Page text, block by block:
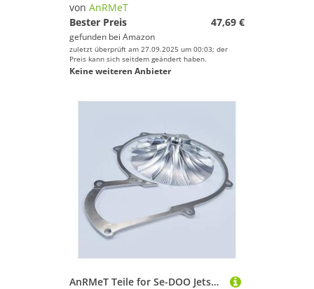
von AnRMeT
Bester Preis
47,69 €
gefunden bei Amazon
zuletzt überprüft am 27.09.2025 um 00:03; der
Preis kann sich seitdem geändert haben.
Keine weiteren Anbieter
AnRMeT Teile for Se-DOO Jetski-Teile OE:420867191 Kompressorlaufrad 127mm GTX GTI WA 215